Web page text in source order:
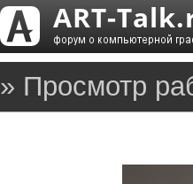
» Просмотр